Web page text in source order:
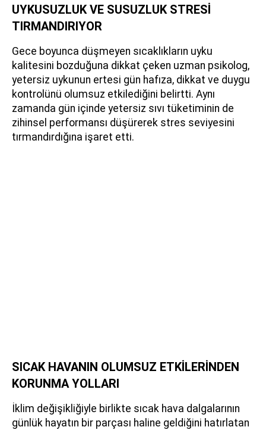
UYKUSUZLUK VE SUSUZLUK STRESİ
TIRMANDIRIYOR
Gece boyunca düşmeyen sıcaklıkların uyku
kalitesini bozduğuna dikkat çeken uzman psikolog,
yetersiz uykunun ertesi gün hafıza, dikkat ve duygu
kontrolünü olumsuz etkilediğini belirtti. Aynı
zamanda gün içinde yetersiz sıvı tüketiminin de
zihinsel performansı düşürerek stres seviyesini
tırmandırdığına işaret etti.
SICAK HAVANIN OLUMSUZ ETKİLERİNDEN
KORUNMA YOLLARI
İklim değişikliğiyle birlikte sıcak hava dalgalarının
günlük hayatın bir parçası haline geldiğini hatırlatan